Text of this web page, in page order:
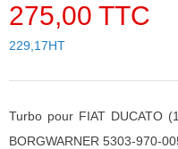
275,00 TTC
229,17HT
Turbo pour FIAT DUCATO
BORGWARNER 5303-970-